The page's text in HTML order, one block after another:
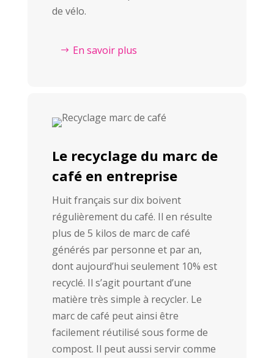
de vélo.
En savoir plus
Le recyclage du marc de
café en entreprise
Huit français sur dix boivent
régulièrement du café. Il en résulte
plus de 5 kilos de marc de café
générés par personne et par an,
dont aujourd’hui seulement 10% est
recyclé. Il s’agit pourtant d’une
matière très simple à recycler. Le
marc de café peut ainsi être
facilement réutilisé sous forme de
compost. Il peut aussi servir comme